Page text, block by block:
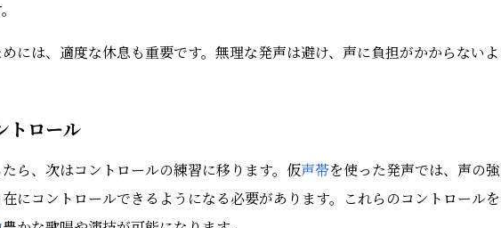
には、適度な休息も重要です。無理な発声は避け、声に負担がかからない
トロール
ら、次はコントロールの練習に移ります。仮声帯を使った発声では、声の
にコントロールできるようになる必要があります。これらのコントロール